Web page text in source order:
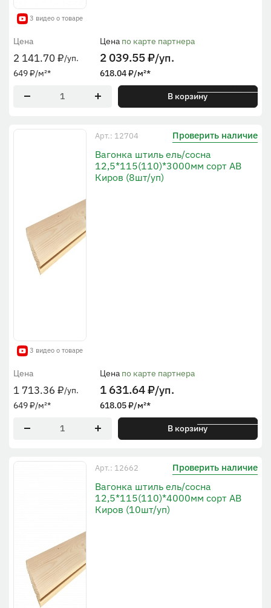
3 видео о товаре
Цена
2 141.70₽/уп.
649₽/м²*
Цена по карте партнера
2 039.55₽/уп.
618.04₽/м²*
* По рабочей ширине
В корзину
3 видео о товаре
Арт.: 12704 Проверить наличие
Вагонка штиль ель/сосна
12,5*115(110)*3000мм сорт АВ
Киров (8шт/уп)
Цена
1 713.36 ₽/уп.
649₽/м²*
Цена по карте партнера
1 631.64₽/уп.
618.05₽/м²*
* По рабочей ширине
В корзину
Арт.: 12662 Проверить наличие
Вагонка штиль ель/сосна
12,5*115(110)*4000мм сорт АВ
Киров (10шт/уп)